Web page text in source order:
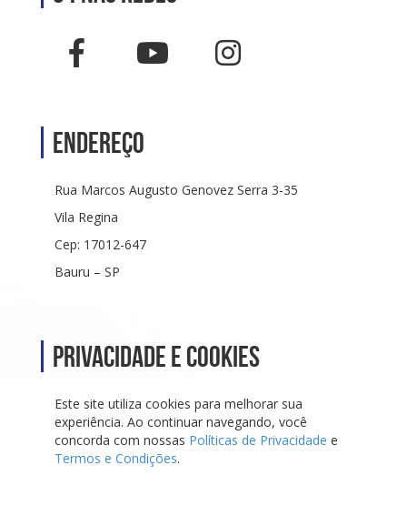
Endereço
Rua Marcos Augusto Genovez Serra 3-35
Vila Regina
Cep: 17012-647
Bauru – SP
Privacidade e Cookies
Este site utiliza cookies para melhorar sua
experiência. Ao continuar navegando, você
concorda com nossas Políticas de Privacidade e
Termos e Condições.